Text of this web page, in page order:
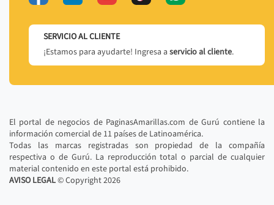
SERVICIO AL CLIENTE
¡Estamos para ayudarte! Ingresa a servicio al cliente.
El portal de negocios de PaginasAmarillas.com de Gurú contiene la
información comercial de 11 países de Latinoamérica.
Todas las marcas registradas son propiedad de la compañía
respectiva o de Gurú. La reproducción total o parcial de cualquier
material contenido en este portal está prohibido.
AVISO LEGAL© Copyright2026